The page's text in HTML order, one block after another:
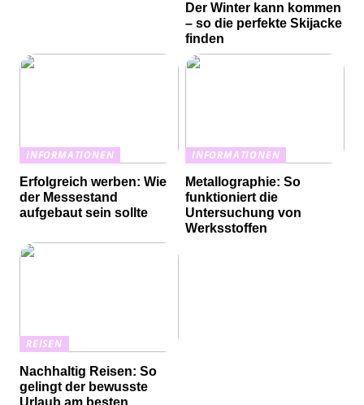
Der Winter kann kommen
– so die perfekte Skijacke
finden
INFORMATIONEN
Erfolgreich werben: Wie
der Messestand
aufgebaut sein sollte
INFORMATIONEN
Metallographie: So
funktioniert die
Untersuchung von
Werksstoffen
REISEN
Nachhaltig Reisen: So
gelingt der bewusste
Urlaub am besten